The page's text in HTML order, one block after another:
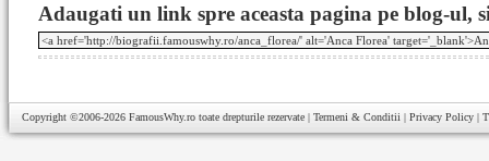
Adaugati un link spre aceasta pagina pe blog-ul,
Copyright ©2006-2026 FamousWhy.ro toate drepturile rezervate | Termeni & Conditii | Privacy Policy |